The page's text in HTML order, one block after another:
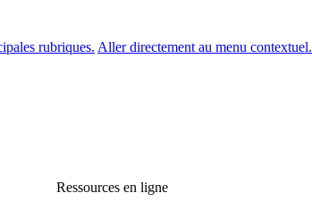
rubriques. Aller directement au menu contextuel.
Ressources en ligne